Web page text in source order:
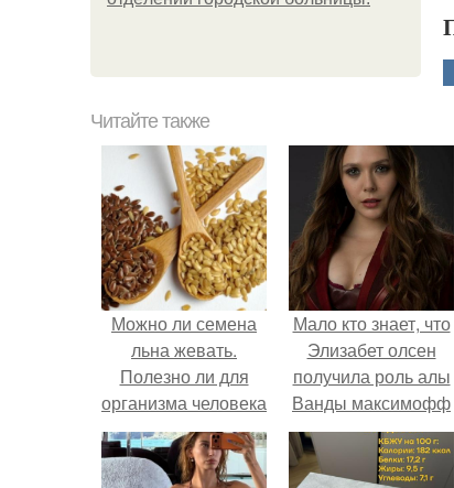
Читайте также
Можно ли семена
льна жевать.
Полезно ли для
организма человека
и чем
Мало кто знает, что
Элизабет олсен
получила роль алы
Ванды максимофф
не сразу.